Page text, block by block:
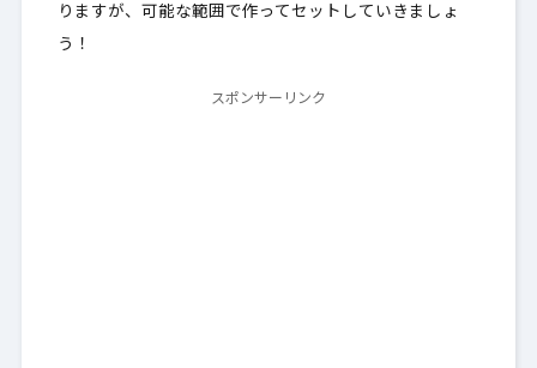
りますが、可能な範囲で作ってセットしていきましょ
う！
スポンサーリンク